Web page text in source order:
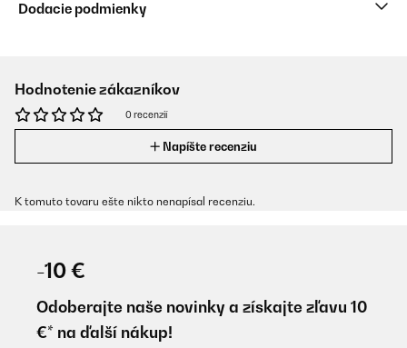
Dodacie podmienky
Hodnotenie zákazníkov
0 recenzií
Napíšte recenziu
K tomuto tovaru ešte nikto nenapísal recenziu.
-10 €
Odoberajte naše novinky a získajte zľavu 10
€* na ďalší nákup!